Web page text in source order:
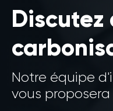
Notre équipe
vous